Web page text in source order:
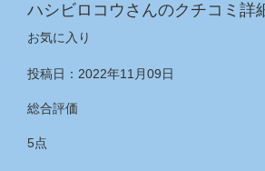
ハシビロコウさんのクチコミ詳
お気に入り
投稿日：2022年11月09日
総合評価
5点